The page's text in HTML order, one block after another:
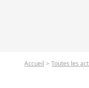
Accueil Toutes les